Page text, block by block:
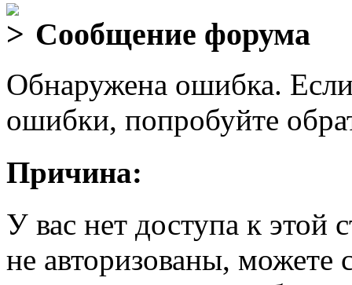
Сообщение форума
Обнаружена ошибка.
ошибки, попробуйте
Причина:
У вас нет доступа к
не авторизованы, можете